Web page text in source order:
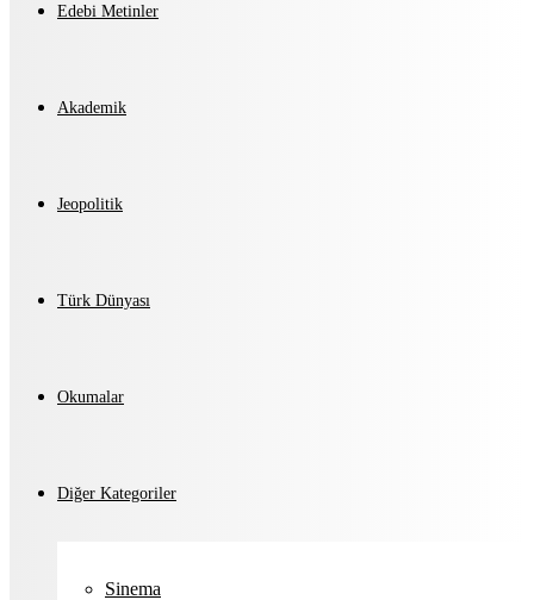
Edebi Metinler
Akademik
Jeopolitik
Türk Dünyası
Okumalar
Diğer Kategoriler
Sinema